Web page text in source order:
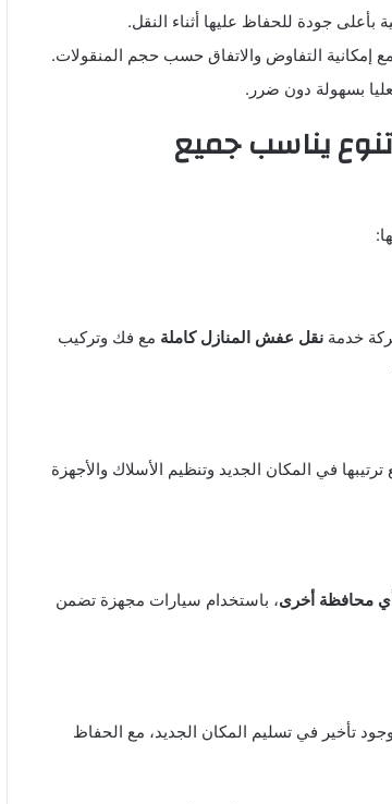
بأعلى جودة للحفاظ عليها أثناء النقل.
إمكانية التفاوض والاتفاق حسب حجم المنقولات.
بسهولة دون ضرر.
يناسب جميع
خدمة نقل عفش المنازل كاملة مع فك وتركيب
في المكان الجديد وتنظيم الأسلاك والأجهزة
محافظة أخرى، باستخدام سيارات مجهزة تضمن
تأخير في تسليم المكان الجديد، مع الحفاظ